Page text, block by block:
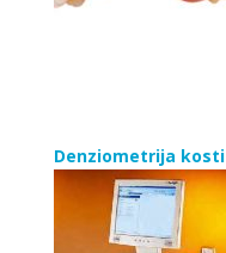
Denziometrija kosti